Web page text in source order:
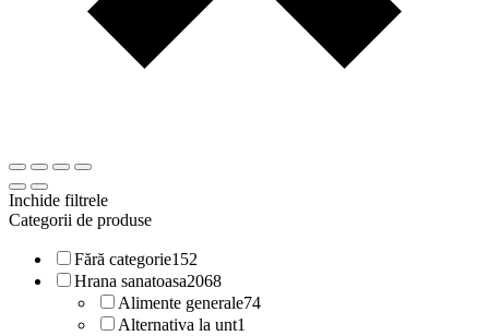
Inchide filtrele
Categorii de produse
Fără categorie152
Hrana sanatoasa2068
Alimente generale74
Alternativa la unt1